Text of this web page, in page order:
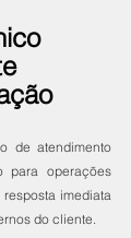
de atendimento
para operações
imediata
do cliente.